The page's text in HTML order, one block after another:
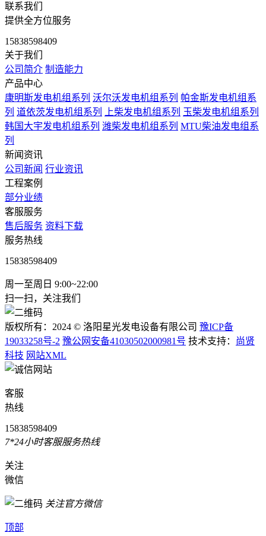
联系我们
提供全方位服务
15838598409
关于我们
公司简介 制造能力
产品中心
康明斯发电机组系列 沃尔沃发电机组系列 帕金斯发电机组系
列 道依茨发电机组系列 上柴发电机组系列 玉柴发电机组系列
韩国大宇发电机组系列 潍柴发电机组系列 MTU柴油发电组系
列
新闻资讯
公司新闻 行业资讯
工程案例
部分业绩
客服服务
售后服务 资料下载
服务热线
15838598409
周一至周日 9:00~22:00
扫一扫，关注我们
版权所有：2024 © 洛阳星光发电设备有限公司 豫ICP备
19033258号-2 豫公网安备41030502000981号 技术支持：
尚贤
科技 网站XML
客服
热线
15838598409
7*24小时客服服务热线
关注
微信
关注官方微信
顶部